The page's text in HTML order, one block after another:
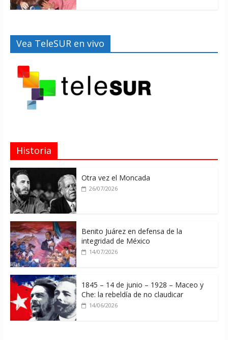
Vea TeleSUR en vivo
Historia
Otra vez el Moncada
26/07/2026
Benito Juárez en defensa de la
integridad de México
14/07/2026
1845 – 14 de junio – 1928 – Maceo y
Che: la rebeldía de no claudicar
14/06/2026